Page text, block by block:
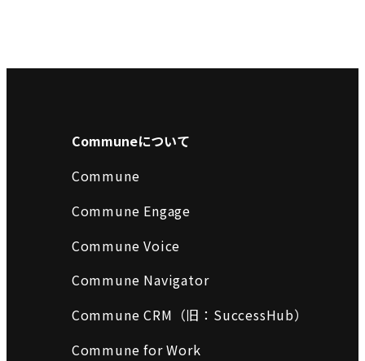
Communeについて
Commune
Commune Engage
Commune Voice
Commune Navigator
Commune CRM（旧：SuccessHub）
Commune for Work